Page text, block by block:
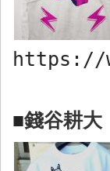
https://
■錢谷耕大